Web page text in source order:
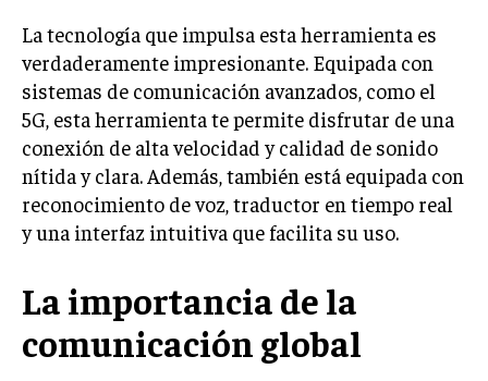
La tecnología que impulsa esta herramienta es
verdaderamente impresionante. Equipada con
sistemas de comunicación avanzados, como el
5G, esta herramienta te permite disfrutar de una
conexión de alta velocidad y calidad de sonido
nítida y clara. Además, también está equipada con
reconocimiento de voz, traductor en tiempo real
y una interfaz intuitiva que facilita su uso.
La importancia de la
comunicación global